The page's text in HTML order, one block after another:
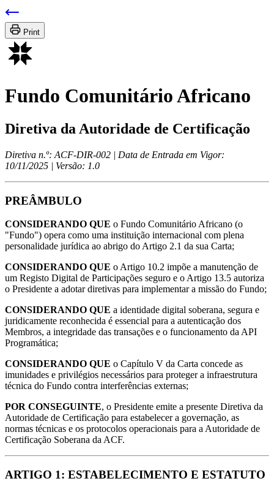
Print
Fundo Comunitário Africano
Diretiva da Autoridade de Certificação
Diretiva n.º: ACF-DIR-002 | Data de Entrada em Vigor:
10/11/2025 | Versão: 1.0
PREÂMBULO
CONSIDERANDO QUE o Fundo Comunitário Africano (o
"Fundo") opera como uma instituição internacional com plena
personalidade jurídica ao abrigo do Artigo 2.1 da sua Carta;
CONSIDERANDO QUE o Artigo 10.2 impõe a manutenção de
um Registo Digital de Participações seguro e o Artigo 13.5 autoriza
o Presidente a adotar diretivas para implementar a missão do Fundo;
CONSIDERANDO QUE a identidade digital soberana, segura e
juridicamente reconhecida é essencial para a autenticação dos
Membros, a integridade das transações e o funcionamento da API
Programática;
CONSIDERANDO QUE o Capítulo V da Carta concede as
imunidades e privilégios necessários para proteger a infraestrutura
técnica do Fundo contra interferências externas;
POR CONSEGUINTE, o Presidente emite a presente Diretiva da
Autoridade de Certificação para estabelecer a governação, as
normas técnicas e os protocolos operacionais para a Autoridade de
Certificação Soberana da ACF.
ARTIGO 1: ESTABELECIMENTO E ESTATUTO